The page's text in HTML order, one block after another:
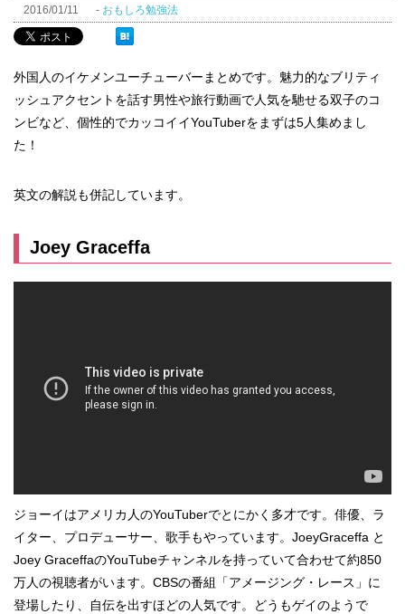
2016/01/11 - おもしろ勉強法
外国人のイケメンユーチューバーまとめです。魅力的なブリティ
ッシュアクセントを話す男性や旅行動画で人気を馳せる双子のコ
ンビなど、個性的でカッコイイYouTuberをまずは5人集めまし
た！
英文の解説も併記しています。
Joey Graceffa
ジョーイはアメリカ人のYouTuberでとにかく多才です。俳優、ラ
イター、プロデューサー、歌手もやっています。JoeyGraceffa と
Joey GraceffaのYouTubeチャンネルを持っていて合わせて約850
万人の視聴者がいます。CBSの番組「アメージング・レース」に
登場したり、自伝を出すほどの人気です。どうもゲイのようで